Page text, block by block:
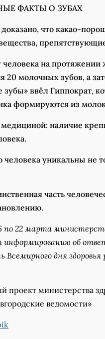
ФАКТЫ О ЗУБАХ
что какао-
на
20 молочных зубов, а
зубы» ввёл Гиппократ,
формируются из
наличие
человека уникальны не
часть
по 22 марта
информированию об
Всемирного дня
проект министерства
ведомости»